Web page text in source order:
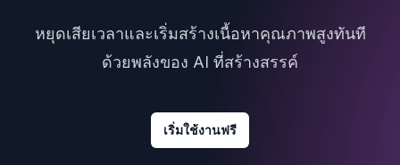
หยุดเสียเวลาและเริ่มสร้างเนื้อหาคุณภาพสูงทันที
ด้วยพลังของ AI ที่สร้างสรรค์
เริ่มใช้งานฟรี